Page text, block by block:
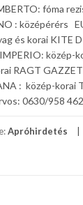
fóma
: középérérs
és korai KITE
közép-
RAGT
: közép-korai
0630/958
Apróhirdetés